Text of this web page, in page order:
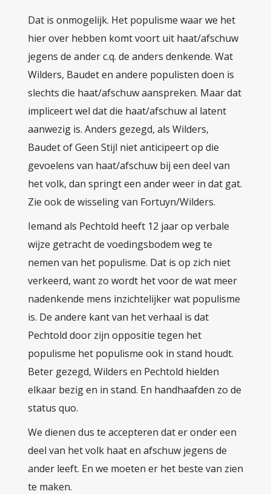
Dat is onmogelijk. Het populisme waar we het
hier over hebben komt voort uit haat/afschuw
jegens de ander c.q. de anders denkende. Wat
Wilders, Baudet en andere populisten doen is
slechts die haat/afschuw aanspreken. Maar dat
impliceert wel dat die haat/afschuw al latent
aanwezig is. Anders gezegd, als Wilders,
Baudet of Geen Stijl niet anticipeert op die
gevoelens van haat/afschuw bij een deel van
het volk, dan springt een ander weer in dat gat.
Zie ook de wisseling van Fortuyn/Wilders.
Iemand als Pechtold heeft 12 jaar op verbale
wijze getracht de voedingsbodem weg te
nemen van het populisme. Dat is op zich niet
verkeerd, want zo wordt het voor de wat meer
nadenkende mens inzichtelijker wat populisme
is. De andere kant van het verhaal is dat
Pechtold door zijn oppositie tegen het
populisme het populisme ook in stand houdt.
Beter gezegd, Wilders en Pechtold hielden
elkaar bezig en in stand. En handhaafden zo de
status quo.
We dienen dus te accepteren dat er onder een
deel van het volk haat en afschuw jegens de
ander leeft. En we moeten er het beste van zien
te maken.